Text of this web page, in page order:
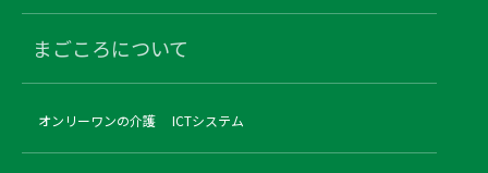
まごころについて
オンリーワンの介護 ICTシステム